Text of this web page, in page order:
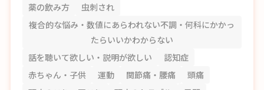
薬の飲み方
虫刺され
複合的な悩み・数値にあらわれない不調・何科にかかっ
たらいいかわからない
話を聴いて欲しい・説明が欲しい
認知症
赤ちゃん・子供
運動 関節痛・腰痛
頭痛